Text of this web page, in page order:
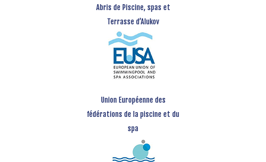
Abris de Piscine, spas et
Terrasse d’Alukov
Union Européenne des
fédérations de la piscine et du
spa